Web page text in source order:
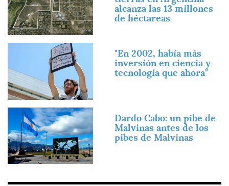
alcanza las 13 millones
de héctareas
"En 2002, había más
inversión en ciencia y
tecnología que ahora"
Imagen
Dardo Cabo: un pibe de
Malvinas antes de los
pibes de Malvinas